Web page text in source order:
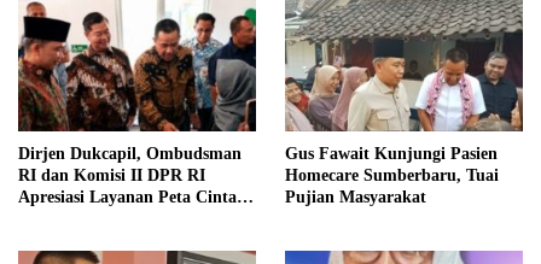
Dirjen Dukcapil, Ombudsman
RI dan Komisi II DPR RI
Apresiasi Layanan Peta Cinta di
Gus Fawait Kunjungi Pasien
Homecare Sumberbaru, Tuai
Pujian Masyarakat